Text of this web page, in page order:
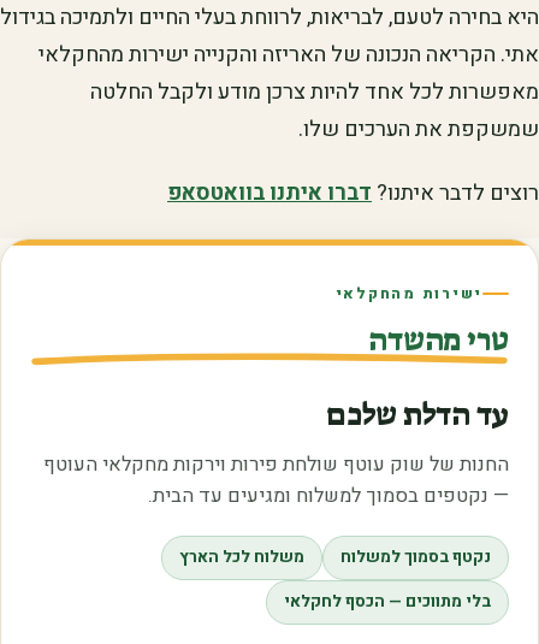
היא בחירה לטעם, לבריאות, לרווחת בעלי החיים ולתמיכה בגידול
אתי. הקריאה הנכונה של האריזה והקנייה ישירות מהחקלאי
מאפשרות לכל אחד להיות צרכן מודע ולקבל החלטה
שמשקפת את הערכים שלו.
רוצים לדבר איתנו?דברו איתנו בוואטסאפ
ישירות מהחקלאי
טרי מהשדה
עד הדלת שלכם
החנות של שוק עוטף שולחת פירות וירקות מחקלאי העוטף
— נקטפים בסמוך למשלוח ומגיעים עד הבית.
נקטף בסמוך למשלוח
משלוח לכל הארץ
בלי מתווכים — הכסף לחקלאי